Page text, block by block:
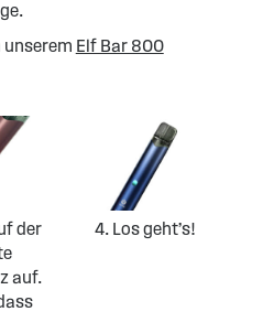
Elf Bar 800
der
auf.
4. Los geht’s!